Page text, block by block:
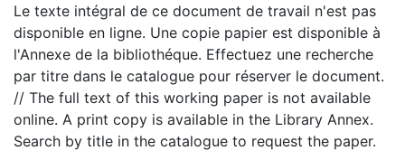
Le texte intégral de ce document de travail n'est pas
disponible en ligne. Une copie papier est disponible à
l'Annexe de la bibliothéque. Effectuez une recherche
par titre dans le catalogue pour réserver le document.
// The full text of this working paper is not available
online. A print copy is available in the Library Annex.
Search by title in the catalogue to request the paper.